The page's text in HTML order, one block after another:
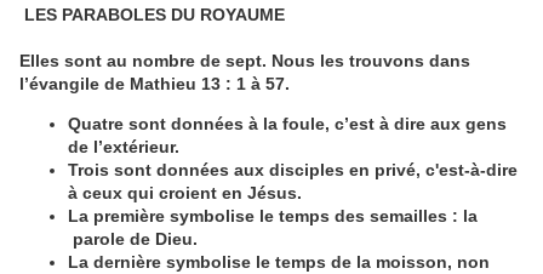
LES PARABOLES DU ROYAUME
Elles sont au nombre de sept. Nous les trouvons dans
l’évangile de Mathieu 13 : 1 à 57.
Quatre sont données à la foule, c’est à dire aux gens
de l’extérieur.
Trois sont données aux disciples en privé, c'est-à-dire
à ceux qui croient en Jésus.
La première symbolise le temps des semailles : la
parole de Dieu.
La dernière symbolise le temps de la moisson, non